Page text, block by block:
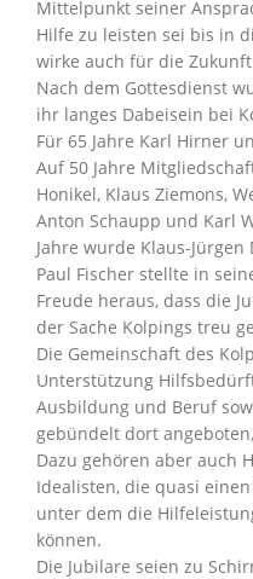
Mittelpunkt seiner
Hilfe zu leisten sei bis in
wirke auch für die
Nach dem Gottesdienst
ihr langes Dabeisein bei
Für 65 Jahre Karl Hirner
Auf 50 Jahre
Honikel, Klaus Ziemons,
Anton Schaupp und Karl
Jahre wurde Klaus-Jürgen
Paul Fischer stellte in
Freude heraus, dass die
der Sache Kolpings treu
Die Gemeinschaft des
Unterstützung
Ausbildung und Beruf
gebündelt dort
Dazu gehören aber auch
Idealisten, die quasi
unter dem die
können.
Die Jubilare seien zu